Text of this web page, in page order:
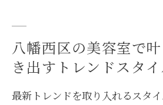
八幡西区の美容室で
き出すトレンドスタ
最新トレンドを取り入れるスタ